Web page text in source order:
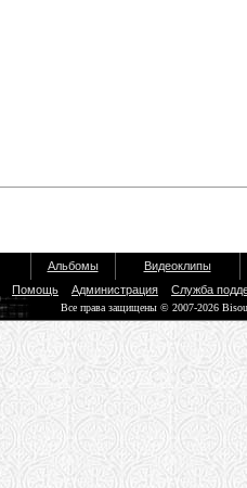
Альбомы
Видеоклипы
Помощь Администрация Служба
Все права защищены © 2007-2026